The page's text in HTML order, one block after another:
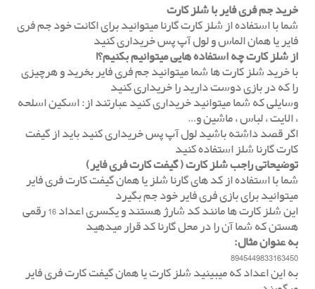
خرید جم فری فایر با شلز کارت
شما با استفاده از شلز کارت گارنا میتوانید برای اکانت خود جم فری
فایر یا همان الماس و لول آپ پس خریداری کنید
از شلز کارت چه استفاده هایی میتوانیم بکنیم؟!
با خرید شلز کارت ها شما میتوانید جم فری فایر بخرید و هرچیزی
را که در بازی دوست دارید را خریداری کنید
وسایلی که شما میتوانید خریداری کنید عبارتند از: اسکین اسلحه
، الایت ، لباس ، ماشین و…
اگر قصد داشته باشید لول آپ پس خریداری کنید باید از گیفت
کارت گارنا شلز استفاده کنید
توضیحاتی راجب شلز کارت ( گیفت کارت فری فایر)
شما با استفاده از کد های گارنا شلز یا همان گیفت کارت فری فایر
میتوانید برای بازی فری فایر خود جم‌ بگیرد
این شلز کارت ها مانند کد شارژ هستند و یکسری اعداد 16 رقمی
هستن که شما آن را در محل گارنا کد قرار میدهید
به عنوان مثال:
8945449833163450
به این اعداد که میبینید شلز کارت یا همان گیفت کارت فری فایر